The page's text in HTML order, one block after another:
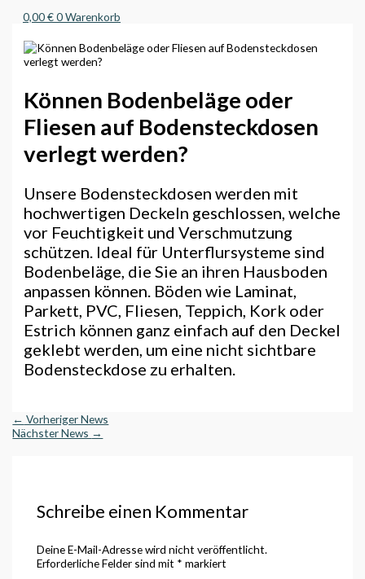
0,00€0Warenkorb
Können Bodenbeläge oder
Fliesen auf Bodensteckdosen
verlegt werden?
Unsere Bodensteckdosen werden mit
hochwertigen Deckeln geschlossen, welche
vor Feuchtigkeit und Verschmutzung
schützen. Ideal für Unterflursysteme sind
Bodenbeläge, die Sie an ihren Hausboden
anpassen können. Böden wie Laminat,
Parkett, PVC, Fliesen, Teppich, Kork oder
Estrich können ganz einfach auf den Deckel
geklebt werden, um eine nicht sichtbare
Bodensteckdose zu erhalten.
← Vorheriger News
Nächster News →
Schreibe einen Kommentar
Deine E-Mail-Adresse wird nicht veröffentlicht.
Erforderliche Felder sind mit * markiert